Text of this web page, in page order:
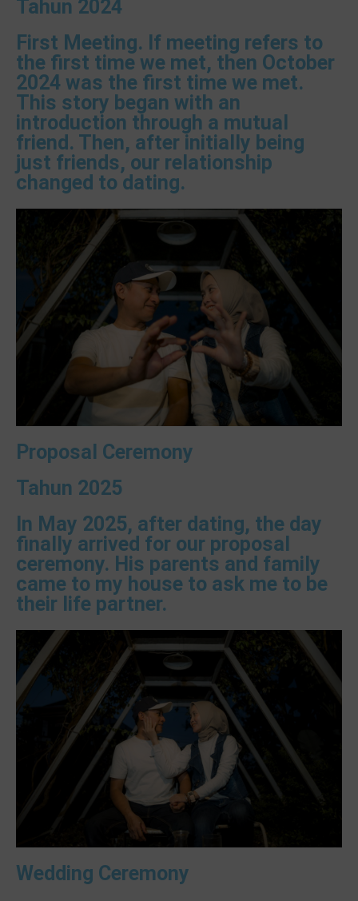
Tahun 2024
First Meeting. If meeting refers to
the first time we met, then October
2024 was the first time we met.
This story began with an
introduction through a mutual
friend. Then, after initially being
just friends, our relationship
changed to dating.
Proposal Ceremony
Tahun 2025
In May 2025, after dating, the day
finally arrived for our proposal
ceremony. His parents and family
came to my house to ask me to be
their life partner.
Wedding Ceremony